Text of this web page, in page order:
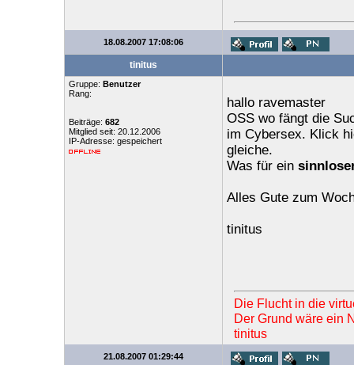
18.08.2007 17:08:06
tinitus
Gruppe: Benutzer
Rang:
Beiträge: 682
Mitglied seit: 20.12.2006
IP-Adresse: gespeichert
hallo ravemaster
OSS wo fängt die
im Cybersex. Klick
gleiche.
Was für ein
Alles Gute zum
tinitus
Die Flucht in die
Der Grund wäre ein
tinitus
21.08.2007 01:29:44